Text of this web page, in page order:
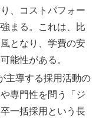
、コストパフォー
まる。これは、比
となり、学費の安
能性がある。
主導する採用活動の
専門性を問う「ジ
一括採用という長